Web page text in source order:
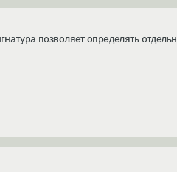
позволяет определять